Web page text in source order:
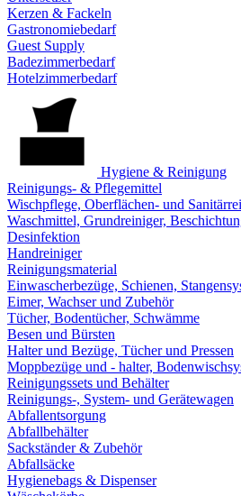
Kerzen & Fackeln
Gastronomiebedarf
Guest Supply
Badezimmerbedarf
Hotelzimmerbedarf
Hygiene & Reinigung
Reinigungs- & Pflegemittel
Wischpflege, Oberflächen- und
Waschmittel, Grundreiniger,
Desinfektion
Handreiniger
Reinigungsmaterial
Einwascherbezüge, Schienen,
Eimer, Wachser und Zubehör
Tücher, Bodentücher, Schwämme
Besen und Bürsten
Halter und Bezüge, Tücher und Pressen
Moppbezüge und - halter,
Reinigungssets und Behälter
Reinigungs-, System- und Gerätewagen
Abfallentsorgung
Abfallbehälter
Sackständer & Zubehör
Abfallsäcke
Hygienebags & Dispenser